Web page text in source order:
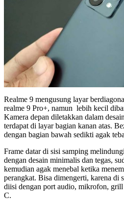
Realme 9 mengusung layar
realme 9 Pro+, namun lebih kecil
Kamera depan diletakkan dalam
terdapat di layar bagian kanan atas.
dengan bagian bawah sedikti agak
Frame datar di sisi samping
dengan desain minimalis dan tegas,
kemudian agak menebal ketika
perangkat. Bisa dimengerti, karena di
diisi dengan port audio, mikrofon,
C.